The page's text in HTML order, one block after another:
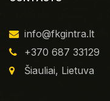
info@fkgintra.lt
+370 687 33129
Šiauliai, Lietuva